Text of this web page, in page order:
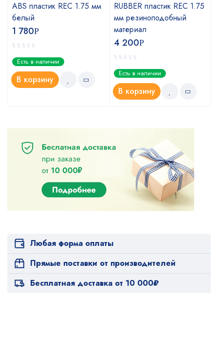
ABS пластик REC 1.75 мм
белый
1 780Р
Есть в наличии
В корзину
RUBBER пластик REC 1.75
мм резиноподобный
материал
4 200Р
Есть в наличии
В корзину
Любая форма оплаты
Прямые поставки от производителей
Бесплатная доставка от 10 000₽